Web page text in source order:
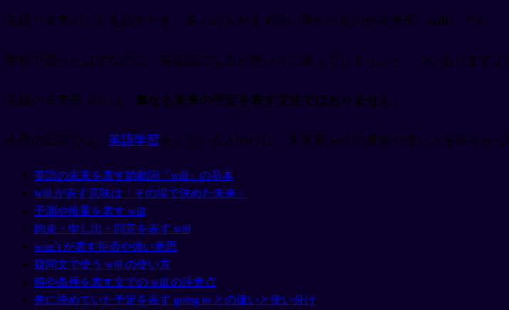
英語で未来のことを話すとき、多くの人がまず思い浮かべるのが未来形「 will 」です。
学校で習ったはずなのに、英会話になると使い方に迷ってしまうこと、ついありますよ
英語の未来形 will は、 単なる未来の予定を表す文法ではありません 。
今回の記事では、 英語学習をしている人向けに、未来形 will の意味や使い方を基本か
英語の未来を表す助動詞「will」の基本
will が表す意味は「その場で決めた未来」
予測や推量を表す will
約束・申し出・同意を表す will
won’t が表す拒否や強い意思
疑問文で使う will の使い方
時や条件を表す文での will の注意点
先に決めていた予定を表す going to との違いと使い分け